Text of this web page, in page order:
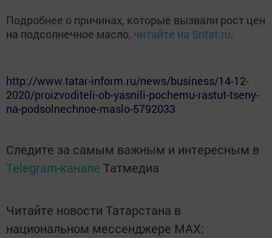
Подробнее о причинах, которые вызвали рост цен
на подсолнечное масло, читайте на Sntat.ru.
http://www.tatar-inform.ru/news/business/14-12-
2020/proizvoditeli-ob-yasnili-pochemu-rastut-tseny-
na-podsolnechnoe-maslo-5792033
Следите за самым важным и интересным в
Telegram-канале Татмедиа
Читайте новости Татарстана в
национальном мессенджере MАХ: